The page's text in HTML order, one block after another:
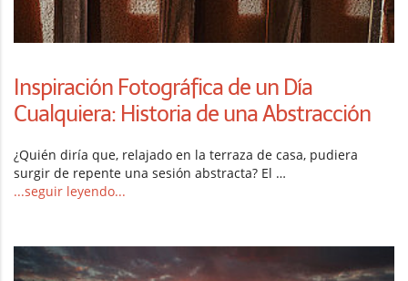
Inspiración Fotográfica de un Día
Cualquiera: Historia de una Abstracción
¿Quién diría que, relajado en la terraza de casa, pudiera
surgir de repente una sesión abstracta? El …
...seguir leyendo...